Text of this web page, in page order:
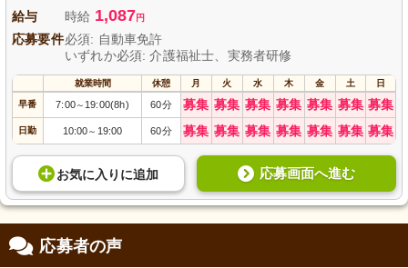
給与 時給 1,087円
応募要件必須: 自動車免許
いずれか必須: 介護福祉士、実務者研修
就業時間 休憩 月 火 水 木 金 土 日
早番 7:00～19:00(8h) 60分 募集 募集 募集 募集 募集 募集 募集
日勤 10:00～ 19:00 60分 募集 募集 募集 募集 募集 募集 募集
お気に入り に追加 応募画面へ進む
応募者の声